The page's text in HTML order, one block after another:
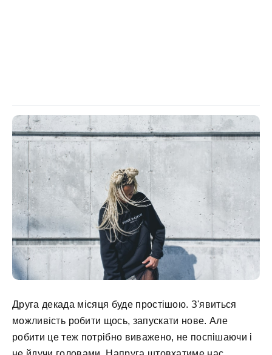
Друга декада місяця буде простішою. З'явиться
можливість робити щось, запускати нове. Але
робити це теж потрібно виважено, не поспішаючи і